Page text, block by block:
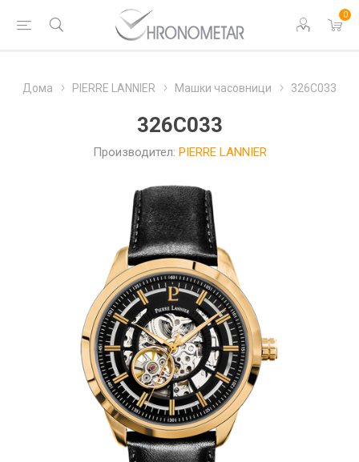
0
Дома PIERRE LANNIER Машки часовници 326C033
326C033
Производител: PIERRE LANNIER